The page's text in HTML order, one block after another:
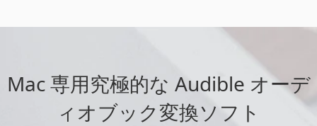
Mac 専用究極的な Audible オーデ
ィオブック変換ソフト